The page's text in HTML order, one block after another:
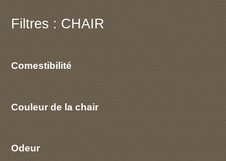
Filtres : CHAIR
Comestibilité
Couleur de la chair
Odeur